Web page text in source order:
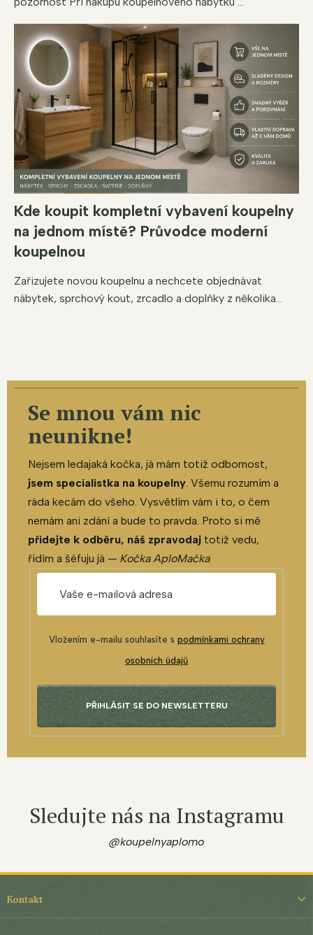
Kde koupit kompletní vybavení koupelny
na jednom místě? Průvodce moderní
koupelnou
Zařizujete novou koupelnu a nechcete objednávat
nábytek, sprchový kout, zrcadlo a doplňky z několika...
Se mnou vám nic
neunikne!
Nejsem ledajaká kočka, já mám totiž odbornost,
jsem specialistka na koupelny. Všemu rozumím a
ráda kecám do všeho. Vysvětlím vám i to, o čem
nemám ani zdání a bude to pravda. Proto si mě
přidejte k odběru, náš zpravodaj totiž vedu,
řídím a šéfuju já — Kočka AploMačka
Vložením e-mailu souhlasíte s podmínkami ochrany
osobních údajů
PŘIHLÁSIT SE DO NEWSLETTERU
Sledujte nás na Instagramu
@koupelnyaplomo
Z
Kontakt